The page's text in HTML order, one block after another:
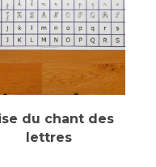
Ajouter Au Panier
du chant des
lettres